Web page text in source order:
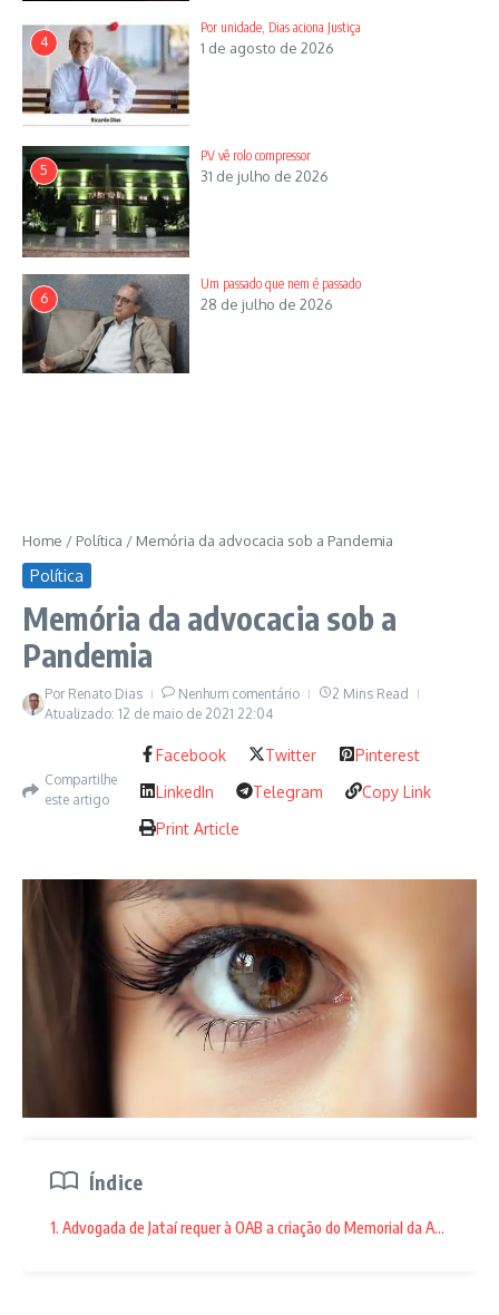
4
Por unidade, Dias aciona Justiça
1 de agosto de 2026
5
PV vê rolo compressor
31 de julho de 2026
6
Um passado que nem é passado
28 de julho de 2026
Home / Política / Memória da advocacia sob a Pandemia
Política
Memória da advocacia sob a
Pandemia
Por Renato Dias Nenhum comentário
2 Mins Read
Atualizado: 12 de maio de 2021 22:04
Compartilhe
este artigo
Facebook Twitter
Pinterest
LinkedIn
Telegram
Copy Link
Print Article
Índice
1. Advogada de Jataí requer à OAB a criação do Memorial da